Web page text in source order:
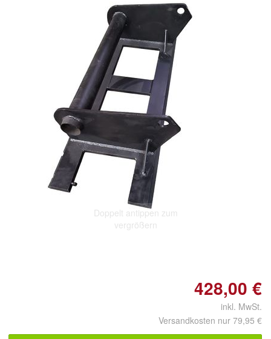
Doppelt antippen zum
vergrößern
428,00 €
inkl. MwSt.
Versandkosten nur 79,95 €